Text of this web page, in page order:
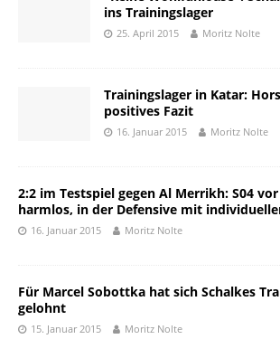
ins Trainingslager
25. April 2015 Moritz Nolte
Trainingslager in Katar:
positives Fazit
16. Januar 2015 Moritz Nolte
2:2 im Testspiel gegen Al Merrikh: S04
harmlos, in der Defensive mit
16. Januar 2015 Moritz Nolte
Für Marcel Sobottka hat sich Schalkes
gelohnt
15. Januar 2015 Moritz Nolte